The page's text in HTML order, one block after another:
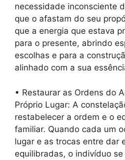
necessidade inconsciente
que o afastam do seu
que a energia que estava
para o presente, abrindo
escolhas e para a
alinhado com a sua
• Restaurar as Ordens do
Próprio Lugar: A
restabelecer a ordem e o
familiar. Quando cada um
lugar e as trocas entre dar
equilibradas, o indivíduo